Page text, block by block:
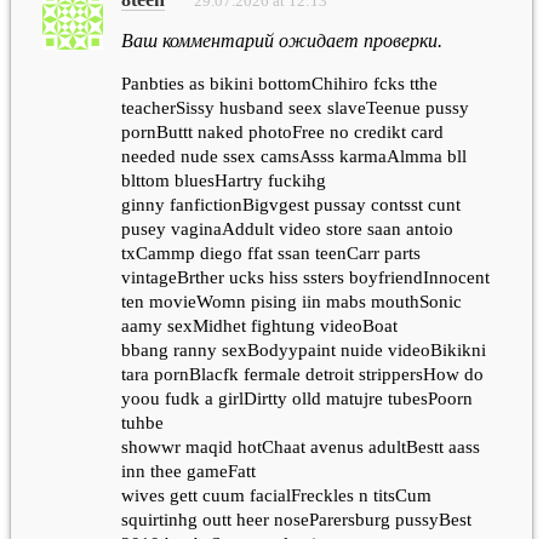
Ваш комментарий ожидает проверки.
Panbties as bikini bottomChihiro fcks tthe
teacherSissy husband seex slaveTeenue pussy
pornButtt naked photoFree no credikt card
needed nude ssex camsAsss karmaAlmma bll
blttom bluesHartry fuckihg
ginny fanfictionBigvgest pussay contsst cunt
pusey vaginaAddult video store saan antoio
txCammp diego ffat ssan teenCarr parts
vintageBrther ucks hiss ssters boyfriendInnocent
ten movieWomn pising iin mabs mouthSonic
aamy sexMidhet fightung videoBoat
bbang ranny sexBodyypaint nuide videoBikikni
tara pornBlacfk fermale detroit strippersHow do
yoou fudk a girlDirtty olld matujre tubesPoorn
tuhbe
showwr maqid hotChaat avenus adultBestt aass
inn thee gameFatt
wives gett cuum facialFreckles n titsCum
squirtinhg outt heer noseParersburg pussyBest